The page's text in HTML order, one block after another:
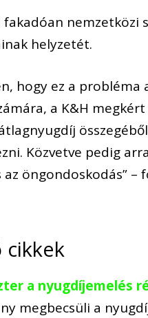
fakadóan
helyzetét.
hogy ez a
a K&H
Közvetve pedig
öngondoskodás” –
cikkek
a nyugdíjemelés
megbecsüli a